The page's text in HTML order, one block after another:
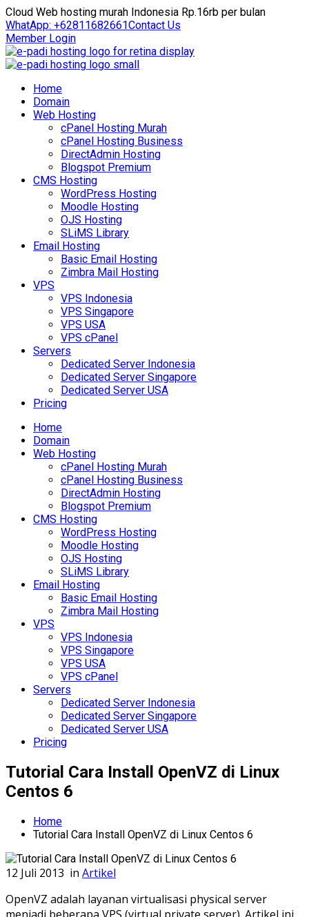
Cloud Web hosting murah Indonesia Rp.16rb per bulan
WhatApp: +62811682661Contact Us
Member Login
Home
Domain
Web Hosting
cPanel Hosting Murah
cPanel Hosting Business
DirectAdmin Hosting
Blogspot Premium
CMS Hosting
WordPress Hosting
Moodle Hosting
OJS Hosting
SLiMS Library
Email Hosting
Basic Email Hosting
Zimbra Mail Hosting
VPS
VPS Indonesia
VPS Singapore
VPS USA
VPS cPanel
Servers
Dedicated Server Indonesia
Dedicated Server Singapore
Dedicated Server USA
Pricing
Home
Domain
Web Hosting
cPanel Hosting Murah
cPanel Hosting Business
DirectAdmin Hosting
Blogspot Premium
CMS Hosting
WordPress Hosting
Moodle Hosting
OJS Hosting
SLiMS Library
Email Hosting
Basic Email Hosting
Zimbra Mail Hosting
VPS
VPS Indonesia
VPS Singapore
VPS USA
VPS cPanel
Servers
Dedicated Server Indonesia
Dedicated Server Singapore
Dedicated Server USA
Pricing
Tutorial Cara Install OpenVZ di Linux
Centos 6
Home
Tutorial Cara Install OpenVZ di Linux Centos 6
12 Juli 2013 in Artikel
OpenVZ adalah layanan virtualisasi physical server